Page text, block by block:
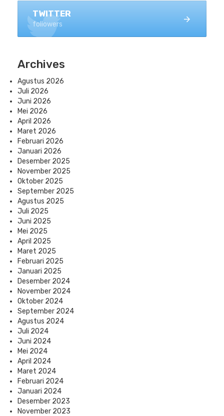
TWITTER
followers
Archives
Agustus 2026
Juli 2026
Juni 2026
Mei 2026
April 2026
Maret 2026
Februari 2026
Januari 2026
Desember 2025
November 2025
Oktober 2025
September 2025
Agustus 2025
Juli 2025
Juni 2025
Mei 2025
April 2025
Maret 2025
Februari 2025
Januari 2025
Desember 2024
November 2024
Oktober 2024
September 2024
Agustus 2024
Juli 2024
Juni 2024
Mei 2024
April 2024
Maret 2024
Februari 2024
Januari 2024
Desember 2023
November 2023